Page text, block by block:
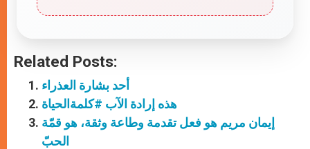
Related Posts:
أحد بشارة العذراء
هذه إرادة الآب #كلمةالحياة
إيمان مريم هو فعل تقدمة وطاعة وثقة، هو قمّة
الحبّ